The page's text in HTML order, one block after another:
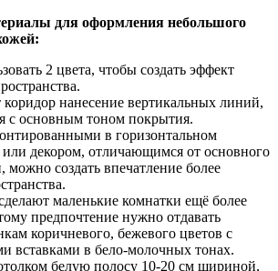
для оформления небольшого
2 цвета, чтобы создать эффект
нанесение вертикальных линий,
с основным тоном покрытия.
в горизонтальном
декором, отличающимся от основного
можно создать впечатление более
маленькие комнатки ещё более
предпочтение нужно отдавать
коричневого, бежевого цветов с
вставками в бело-молочных тонах.
белую полосу 10-20 см шириной,